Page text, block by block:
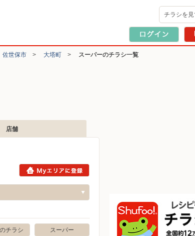
チラシを
佐世保市 > 大塔町 > スーパーのチラシ一覧
店舗
スーパー
チラシ